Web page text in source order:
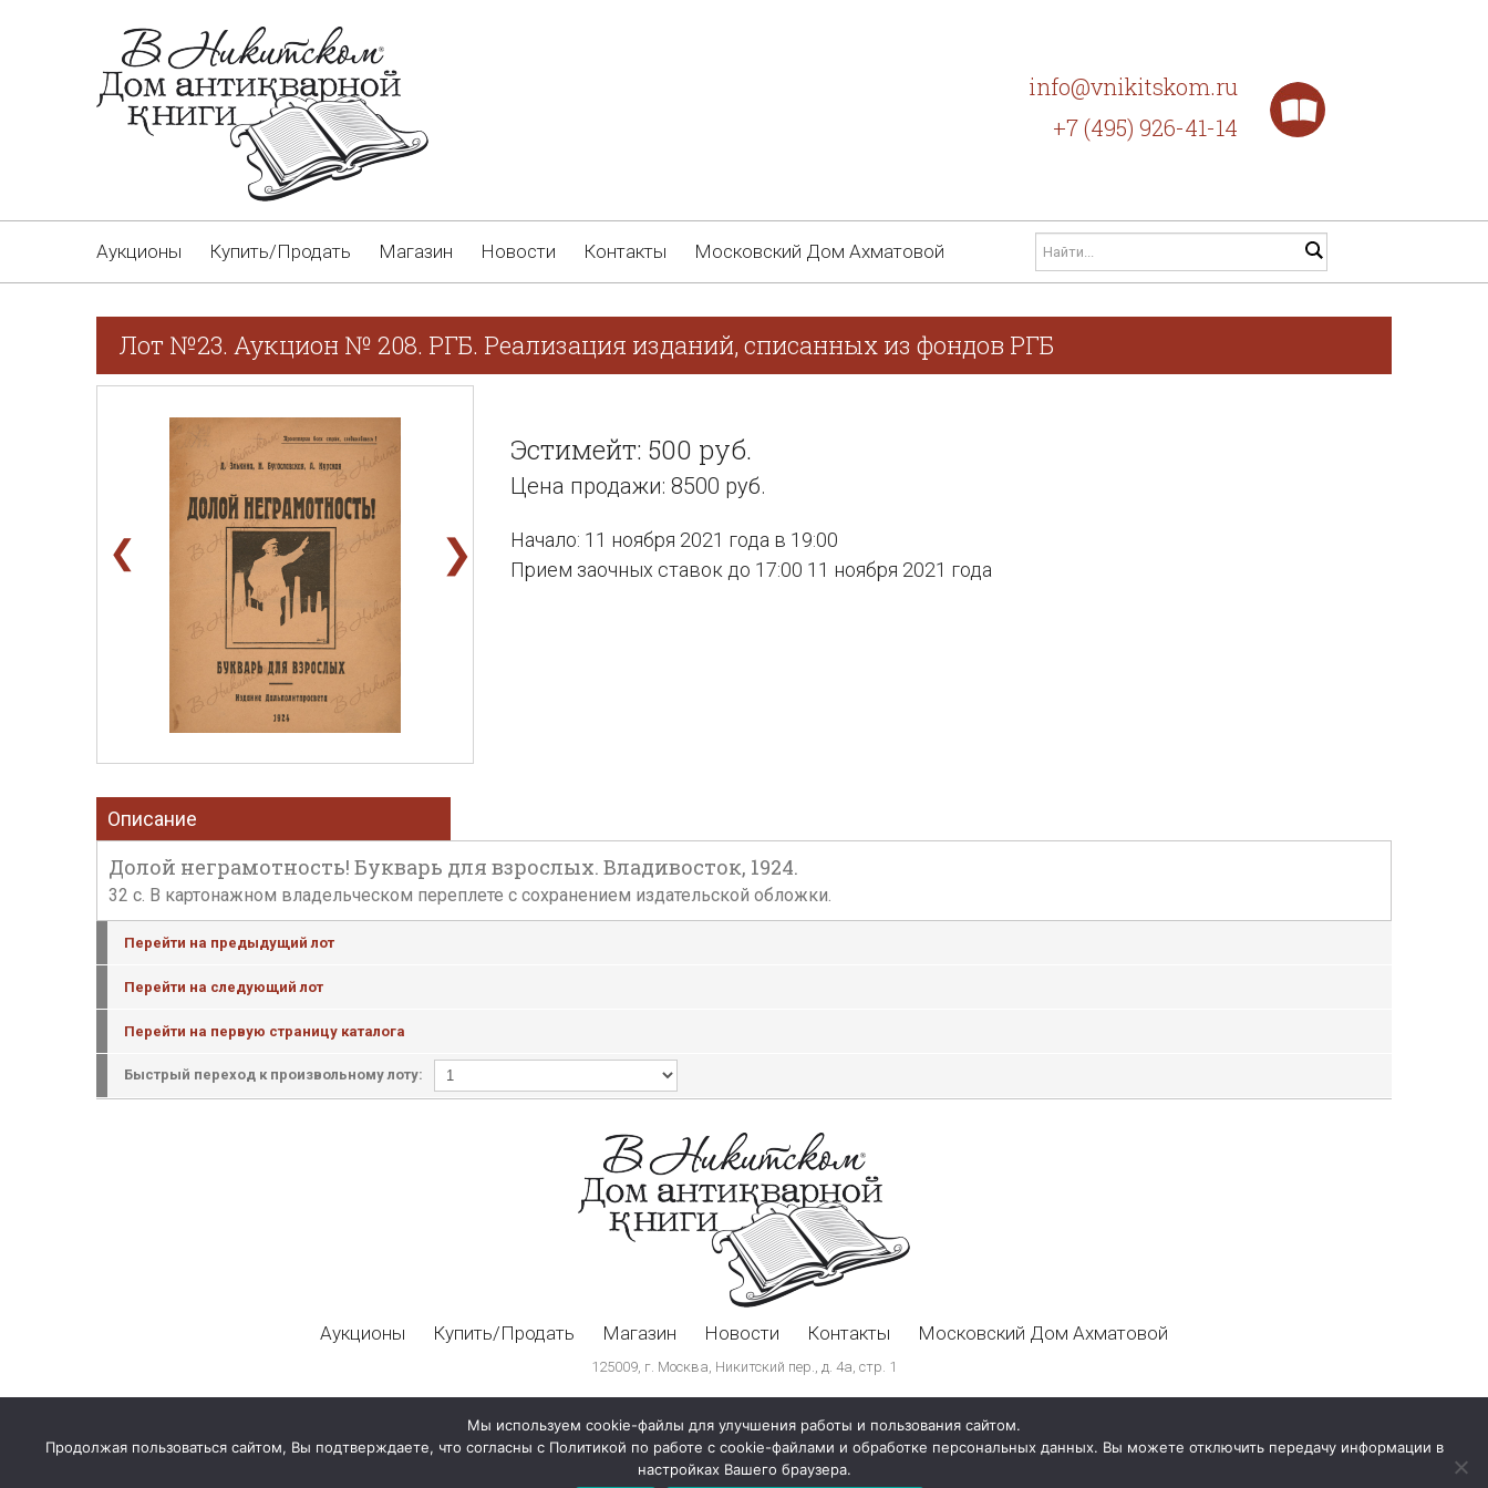
info@vnikitskom.ru
+7 (495) 926-41-14
Аукционы Купить/Продать Магазин Новости Контакты Московский Дом Ахматовой
Лот №23. Аукцион № 208. РГБ. Реализация изданий, списанных из фондов РГБ
❮ ❯
Эстимейт: 500 руб.
Цена продажи: 8500 руб.
Начало: 11 ноября 2021 года в 19:00
Прием заочных ставок до 17:00 11 ноября 2021 года
Описание
Долой неграмотность! Букварь для взрослых. Владивосток, 1924.
32 с. В картонажном владельческом переплете с сохранением издательской обложки.
Перейти на предыдущий лот
Перейти на следующий лот
Перейти на первую страницу каталога
Быстрый переход к произвольному лоту:
Аукционы Купить/Продать Магазин Новости Контакты Московский Дом Ахматовой
125009, г. Москва, Никитский пер., д. 4а, стр. 1
Мы используем cookie-файлы для улучшения работы и пользования сайтом.
Продолжая пользоваться сайтом, Вы подтверждаете, что согласны с Политикой по работе с cookie-файлами и обработке персональных данных. Вы можете отключить передачу информации в
настройках Вашего браузера.